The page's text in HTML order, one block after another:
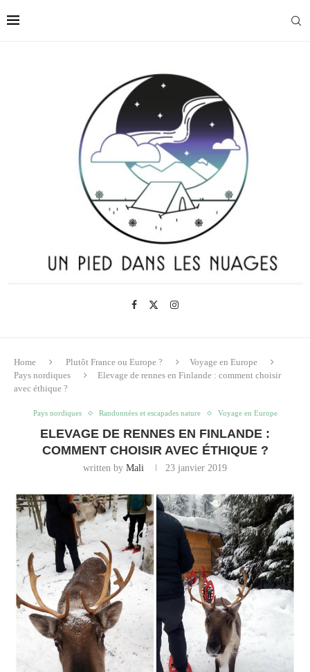
Home Plutôt France ou Europe ?
Voyage en Europe
Pays nordiques
Elevage de rennes en Finlande : comment choisir
avec éthique ?
Pays nordiques Randonnées et escapades nature Voyage en Europe
ELEVAGE DE RENNES EN FINLANDE :
COMMENT CHOISIR AVEC ÉTHIQUE ?
written by Mali 23 janvier 2019